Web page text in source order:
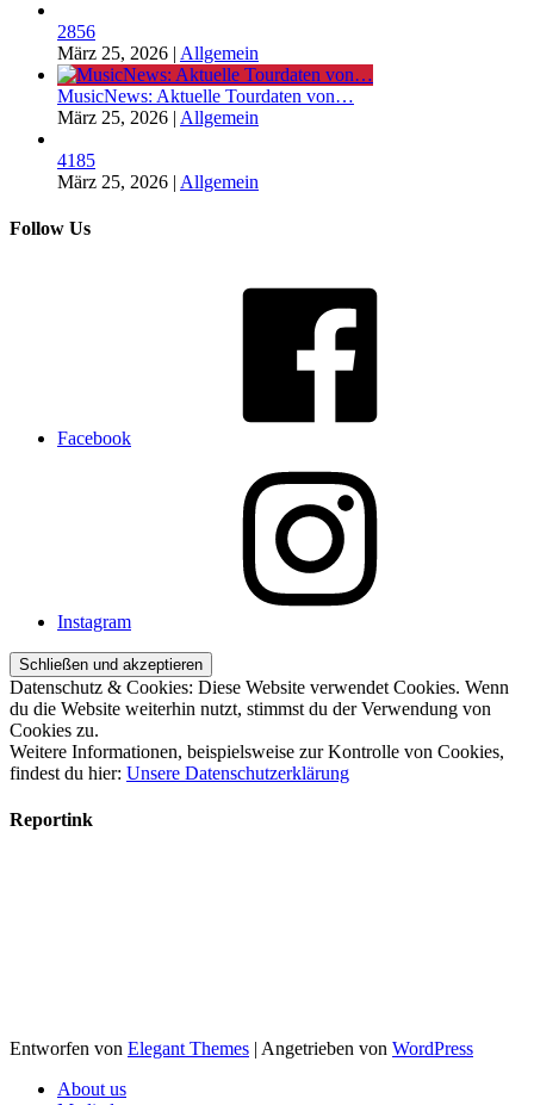
2856
März 25, 2026 | Allgemein
MusicNews: Aktuelle Tourdaten von…
März 25, 2026 | Allgemein
4185
März 25, 2026 | Allgemein
Follow Us
Facebook
Instagram
Datenschutz & Cookies: Diese Website verwendet Cookies. Wenn
du die Website weiterhin nutzt, stimmst du der Verwendung von
Cookies zu.
Weitere Informationen, beispielsweise zur Kontrolle von Cookies,
findest du hier: Unsere Datenschutzerklärung
Reportink
Entworfen von Elegant Themes | Angetrieben von WordPress
About us